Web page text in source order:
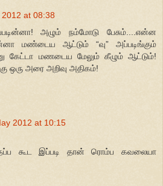
at 08:38
அழும் நம்மோடு பேசும்....என்ன
மண்டைய ஆட்டும் “வு” அப்படிங்கும்
கேட்டா மணடைய மேலும் கீழும் ஆட்டும்!
ஒரு அரை அறிவு அதிகம்!
2012 at 10:15
கூட இப்படி தான் ரொம்ப கவலையா